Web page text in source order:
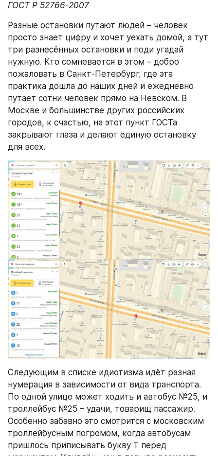
ГОСТ Р 52766-2007
Разные остановки путают людей – человек
просто знает цифру и хочет уехать домой, а тут
три разнесённых остановки и поди угадай
нужную. Кто сомневается в этом – добро
пожаловать в Санкт-Петербург, где эта
практика дошла до наших дней и ежедневно
путает сотни человек прямо на Невском. В
Москве и большинстве других российских
городов, к счастью, на этот пункт ГОСТа
закрывают глаза и делают единую остановку
для всех.
Следующим в списке идиотизма идёт разная
нумерация в зависимости от вида транспорта.
По одной улице может ходить и автобус №25, и
троллейбус №25 – удачи, товарищ пассажир.
Особенно забавно это смотрится с московским
троллейбусным погромом, когда автобусам
пришлось приписывать букву Т перед